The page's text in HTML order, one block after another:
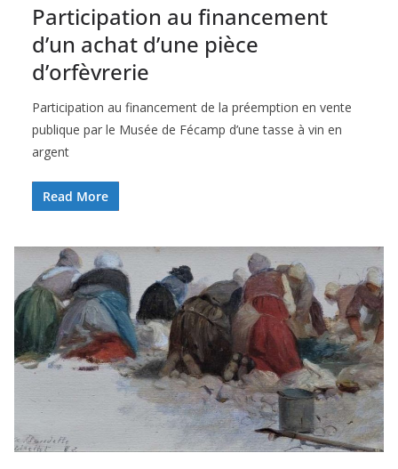
Participation au financement
d’un achat d’une pièce
d’orfèvrerie
Participation au financement de la préemption en vente
publique par le Musée de Fécamp d’une tasse à vin en
argent
Read More